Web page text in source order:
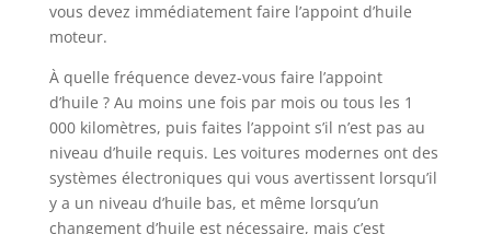
vous devez immédiatement faire l’appoint d’huile
moteur.
À quelle fréquence devez-vous faire l’appoint
d’huile ? Au moins une fois par mois ou tous les 1
000 kilomètres, puis faites l’appoint s’il n’est pas au
niveau d’huile requis. Les voitures modernes ont des
systèmes électroniques qui vous avertissent lorsqu’il
y a un niveau d’huile bas, et même lorsqu’un
changement d’huile est nécessaire, mais c’est